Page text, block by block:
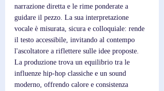
narrazione diretta e le rime ponderate a
guidare il pezzo. La sua interpretazione
vocale è misurata, sicura e colloquiale: rende
il testo accessibile, invitando al contempo
l'ascoltatore a riflettere sulle idee proposte.
La produzione trova un equilibrio tra le
influenze hip-hop classiche e un sound
moderno, offrendo calore e consistenza